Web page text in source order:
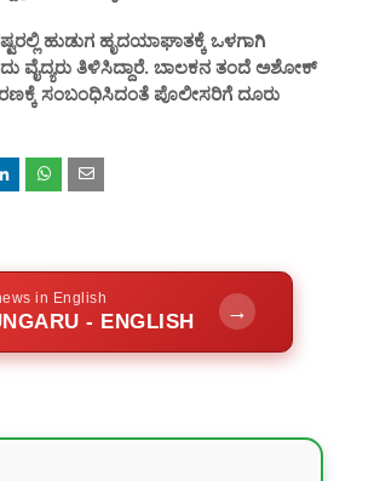
ಹುಡುಗ ಹೃದಯಾಘಾತಕ್ಕೆ ಒಳಗಾಗಿ
ವೈದ್ಯರು ತಿಳಿಸಿದ್ದಾರೆ. ಬಾಲಕನ ತಂದೆ ಅಶೋಕ್
ಸಂಬಂಧಿಸಿದಂತೆ ಪೊಲೀಸರಿಗೆ ದೂರು
in English
- ENGLISH →